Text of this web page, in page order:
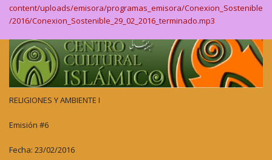
content/uploads/emisora/programas_emisora/Conexion_Sostenible
/2016/Conexion_Sostenible_29_02_2016_terminado.mp3
RELIGIONES Y AMBIENTE I
Emisión #6
Fecha: 23/02/2016